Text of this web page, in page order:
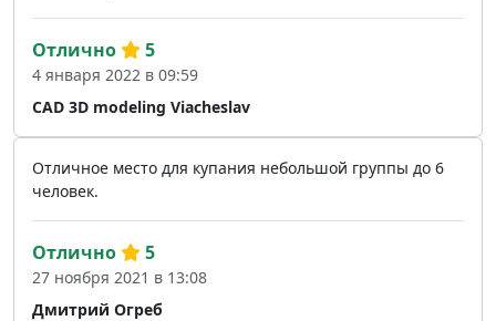
CAD 3D modeling Viacheslav
Отлично 5
4 января 2022 в 09:59
Отличное место для купания небольшой группы до 6
человек.
Дмитрий Огреб
Отлично 5
27 ноября 2021 в 13:08